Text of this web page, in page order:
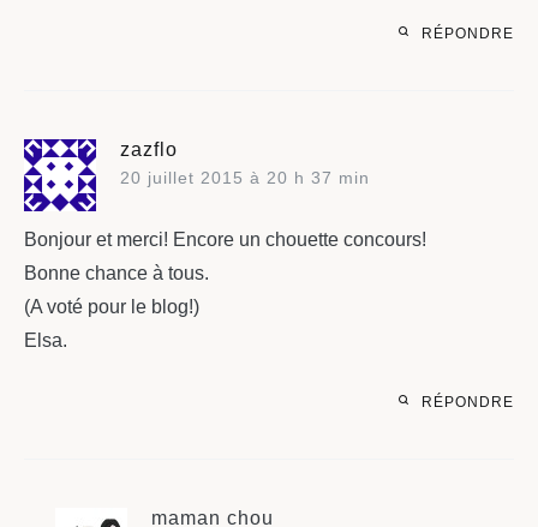
RÉPONDRE
zazflo
20 juillet 2015 à 20 h 37 min
Bonjour et merci! Encore un chouette concours!
Bonne chance à tous.
(A voté pour le blog!)
Elsa.
RÉPONDRE
maman chou